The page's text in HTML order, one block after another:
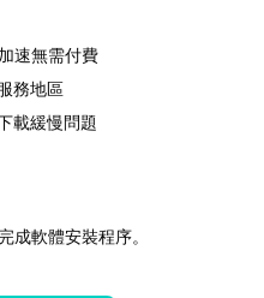
速無需付費
務地區
載緩慢問題
成軟體安裝程序。